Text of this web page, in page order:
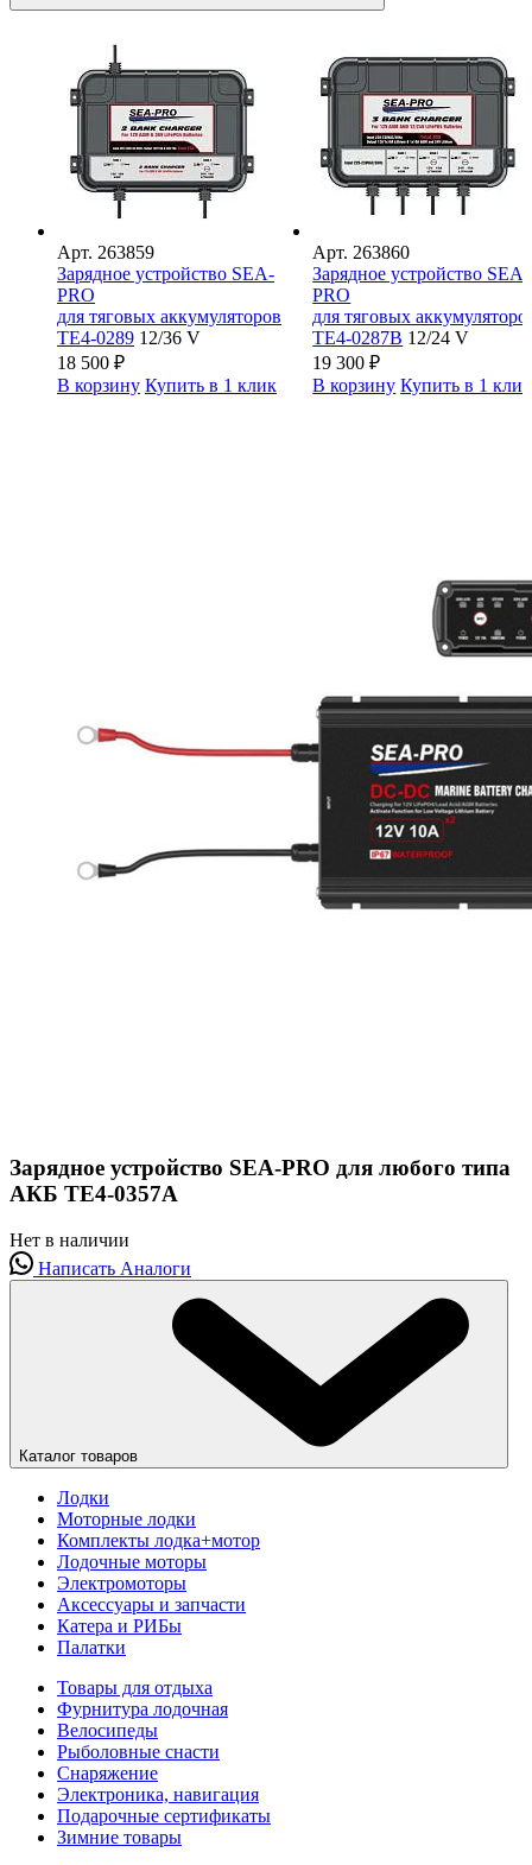
Арт. 263859
Зарядное устройство SEA-
PRO
для тяговых аккумуляторов
ТЕ4-0289 12/36 V
18 500 ₽
В корзину Купить в 1 клик
Арт. 263860
Зарядное устройство SEA-
PRO
для тяговых
ТЕ4-0287В 12/24 V
19 300₽
В корзину Купить в 1 клик
Зарядное устройство SEA-PRO для любого типа
АКБ ТЕ4-0357A
Нет в наличии
Написать Аналоги
Каталог товаров
Лодки
Моторные лодки
Комплекты лодка+мотор
Лодочные моторы
Электромоторы
Аксессуары и запчасти
Катера и РИБы
Палатки
Товары для отдыха
Фурнитура лодочная
Велосипеды
Рыболовные снасти
Снаряжение
Электроника, навигация
Подарочные сертификаты
Зимние товары